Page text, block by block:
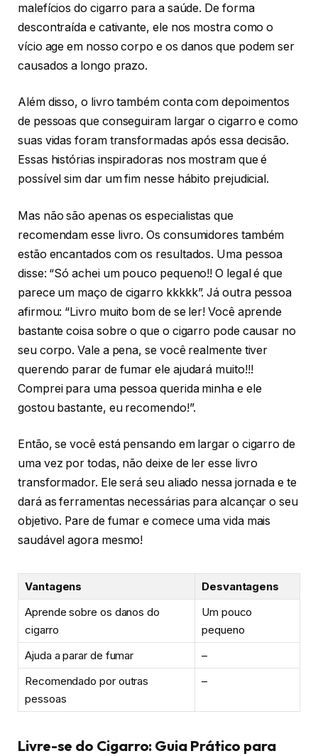
malefícios do cigarro para a saúde. De forma
descontraída e cativante, ele nos mostra como o
vício age em nosso corpo e os danos que podem ser
causados a longo prazo.
Além disso, o livro também conta com depoimentos
de pessoas que conseguiram largar o cigarro e como
suas vidas foram transformadas após essa decisão.
Essas histórias inspiradoras nos mostram que é
possível sim dar um fim nesse hábito prejudicial.
Mas não são apenas os especialistas que
recomendam esse livro. Os consumidores também
estão encantados com os resultados. Uma pessoa
disse: “Só achei um pouco pequeno!! O legal é que
parece um maço de cigarro kkkkk”. Já outra pessoa
afirmou: “Livro muito bom de se ler! Você aprende
bastante coisa sobre o que o cigarro pode causar no
seu corpo. Vale a pena, se você realmente tiver
querendo parar de fumar ele ajudará muito!!!
Comprei para uma pessoa querida minha e ele
gostou bastante, eu recomendo!”.
Então, se você está pensando em largar o cigarro de
uma vez por todas, não deixe de ler esse livro
transformador. Ele será seu aliado nessa jornada e te
dará as ferramentas necessárias para alcançar o seu
objetivo. Pare de fumar e comece uma vida mais
saudável agora mesmo!
Vantagens
Desvantagens
Aprende sobre os danos do
cigarro
Um pouco
pequeno
Ajuda a parar de fumar
–
Recomendado por outras
pessoas
–
Livre-se do Cigarro: Guia Prático para